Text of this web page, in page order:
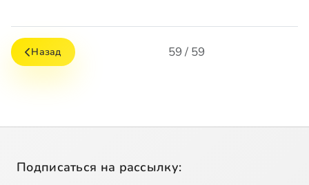
Назад 59 / 59
Подписаться на рассылку: